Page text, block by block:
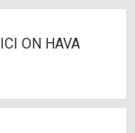
ON HAVA